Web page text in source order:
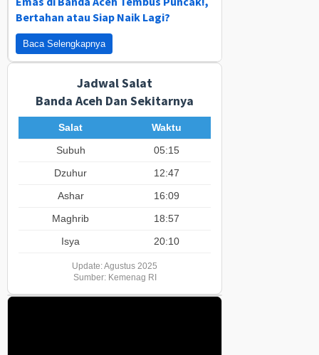
Bertahan atau Siap Naik Lagi?
Baca Selengkapnya
Jadwal Salat
Banda Aceh Dan Sekitarnya
Salat
Waktu
Subuh
05:15
Dzuhur
12:47
Ashar
16:09
Maghrib
18:57
Isya
20:10
Update: Agustus 2025
Sumber: Kemenag RI